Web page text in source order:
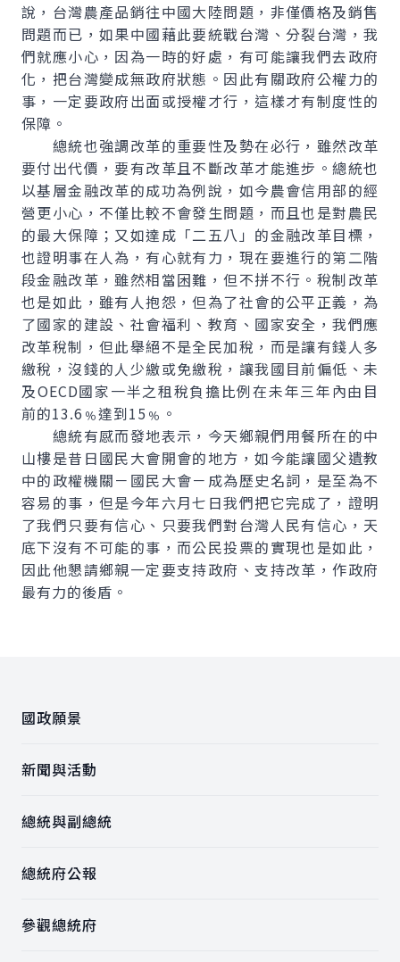
說，台灣農產品銷往中國大陸問題，非僅價格及銷售
問題而已，如果中國藉此要統戰台灣、分裂台灣，我
們就應小心，因為一時的好處，有可能讓我們去政府
化，把台灣變成無政府狀態。因此有關政府公權力的
事，一定要政府出面或授權才行，這樣才有制度性的
保障。
總統也強調改革的重要性及勢在必行，雖然改革
要付出代價，要有改革且不斷改革才能進步。總統也
以基層金融改革的成功為例說，如今農會信用部的經
營更小心，不僅比較不會發生問題，而且也是對農民
的最大保障；又如達成「二五八」的金融改革目標，
也證明事在人為，有心就有力，現在要進行的第二階
段金融改革，雖然相當困難，但不拼不行。稅制改革
也是如此，雖有人抱怨，但為了社會的公平正義，為
了國家的建設、社會福利、教育、國家安全，我們應
改革稅制，但此舉絕不是全民加稅，而是讓有錢人多
繳稅，沒錢的人少繳或免繳稅，讓我國目前偏低、未
及OECD國家一半之租稅負擔比例在未年三年內由目
前的13.6﹪達到15﹪。
總統有感而發地表示，今天鄉親們用餐所在的中
山樓是昔日國民大會開會的地方，如今能讓國父遺教
中的政權機關－國民大會－成為歷史名詞，是至為不
容易的事，但是今年六月七日我們把它完成了，證明
了我們只要有信心、只要我們對台灣人民有信心，天
底下沒有不可能的事，而公民投票的實現也是如此，
因此他懇請鄉親一定要支持政府、支持改革，作政府
最有力的後盾。
國政願景
新聞與活動
總統與副總統
總統府公報
參觀總統府